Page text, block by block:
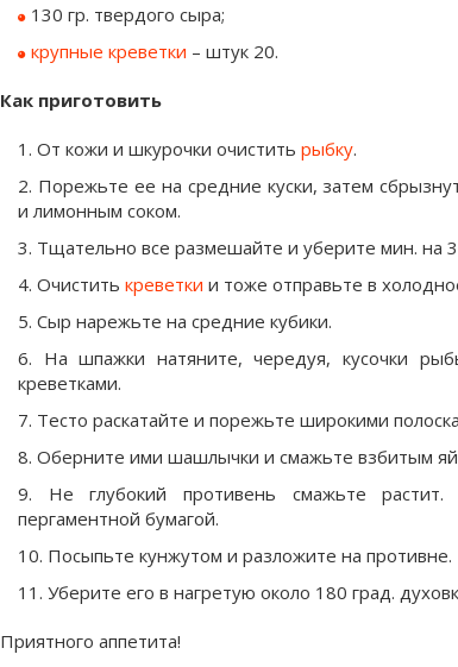
130 гр. твердого сыра;
крупные креветки – штук 20.
Как приготовить
От кожи и шкурочки очистить рыбку.
Порежьте ее на средние куски, затем
и лимонным соком.
Тщательно все размешайте и уберите мин. на
Очистить креветки и тоже отправьте в
Сыр нарежьте на средние кубики.
На шпажки натяните, чередуя, кусочки
креветками.
Тесто раскатайте и порежьте широкими
Оберните ими шашлычки и смажьте взбитым
Не глубокий противень смажьте
пергаментной бумагой.
Посыпьте кунжутом и разложите на противне.
Уберите его в нагретую около 180 град.
Приятного аппетита!